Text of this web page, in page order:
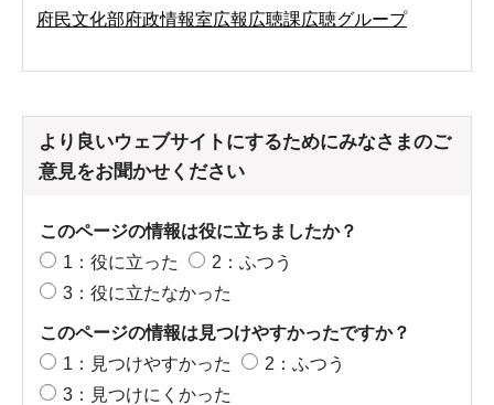
府民文化部府政情報室広報広聴課広聴グループ
より良いウェブサイトにするためにみなさまのご
意見をお聞かせください
このページの情報は役に立ちましたか？
1：役に立った
2：ふつう
3：役に立たなかった
このページの情報は見つけやすかったですか？
1：見つけやすかった
2：ふつう
3：見つけにくかった